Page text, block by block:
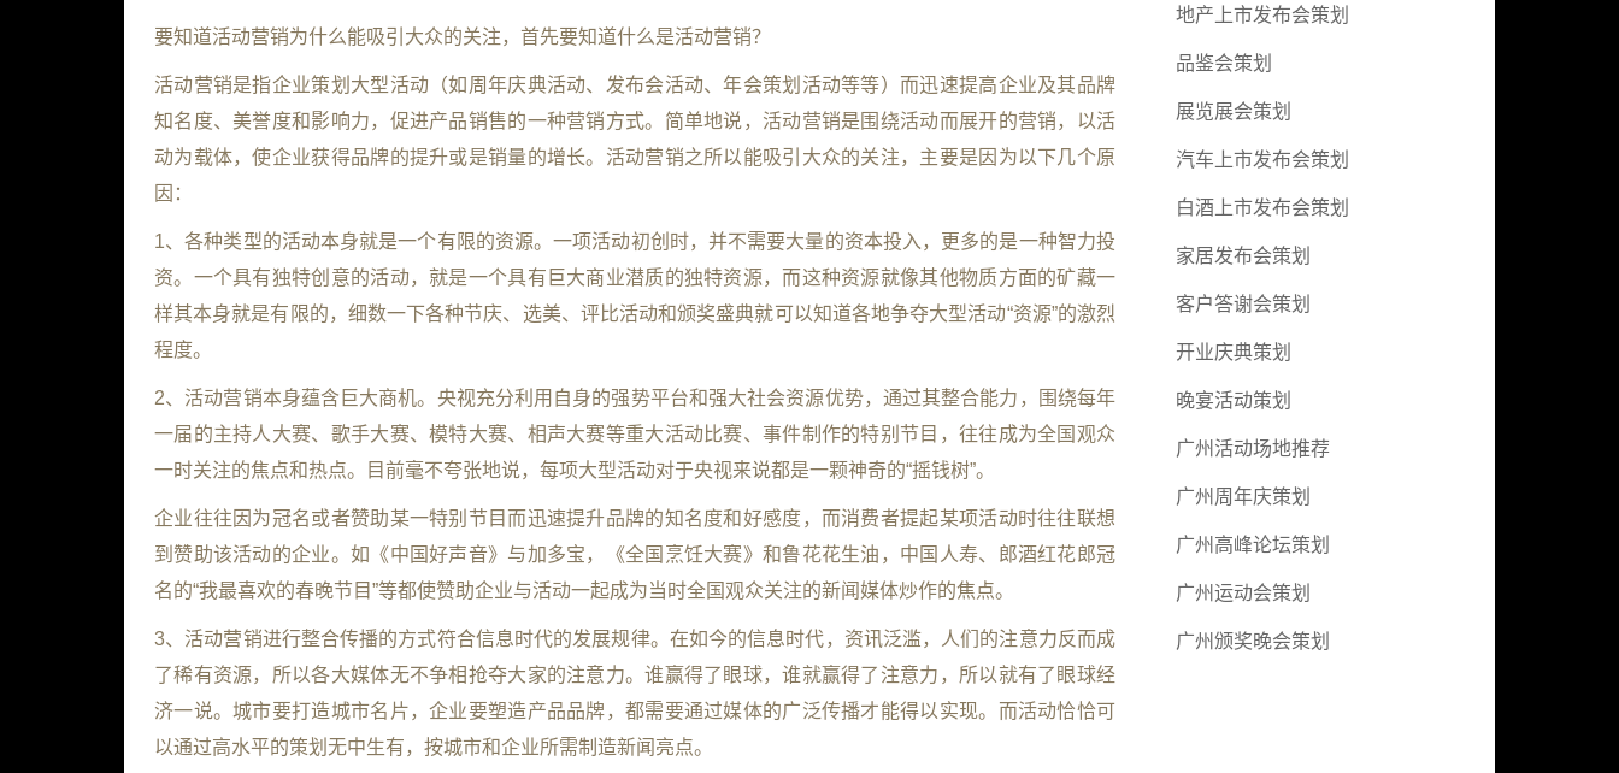
要知道活动营销为什么能吸引大众的关注，首先要知道什么是活动营销？
活动营销是指企业策划大型活动（如周年庆典活动、发布会活动、年会策划活动等等）而迅速提高企业及其品牌
知名度、美誉度和影响力，促进产品销售的一种营销方式。简单地说，活动营销是围绕活动而展开的营销，以活
动为载体，使企业获得品牌的提升或是销量的增长。活动营销之所以能吸引大众的关注，主要是因为以下几个原
因：
1、各种类型的活动本身就是一个有限的资源。一项活动初创时，并不需要大量的资本投入，更多的是一种智力投
资。一个具有独特创意的活动，就是一个具有巨大商业潜质的独特资源，而这种资源就像其他物质方面的矿藏一
样其本身就是有限的，细数一下各种节庆、选美、评比活动和颁奖盛典就可以知道各地争夺大型活动“资源”的激烈
程度。
2、活动营销本身蕴含巨大商机。央视充分利用自身的强势平台和强大社会资源优势，通过其整合能力，围绕每年
一届的主持人大赛、歌手大赛、模特大赛、相声大赛等重大活动比赛、事件制作的特别节目，往往成为全国观众
一时关注的焦点和热点。目前毫不夸张地说，每项大型活动对于央视来说都是一颗神奇的“摇钱树”。
企业往往因为冠名或者赞助某一特别节目而迅速提升品牌的知名度和好感度，而消费者提起某项活动时往往联想
到赞助该活动的企业。如《中国好声音》与加多宝，《全国烹饪大赛》和鲁花花生油，中国人寿、郎酒红花郎冠
名的“我最喜欢的春晚节目”等都使赞助企业与活动一起成为当时全国观众关注的新闻媒体炒作的焦点。
3、活动营销进行整合传播的方式符合信息时代的发展规律。在如今的信息时代，资讯泛滥，人们的注意力反而成
了稀有资源，所以各大媒体无不争相抢夺大家的注意力。谁赢得了眼球，谁就赢得了注意力，所以就有了眼球经
济一说。城市要打造城市名片，企业要塑造产品品牌，都需要通过媒体的广泛传播才能得以实现。而活动恰恰可
以通过高水平的策划无中生有，按城市和企业所需制造新闻亮点。
地产上市发布会策划
品鉴会策划
展览展会策划
汽车上市发布会策划
白酒上市发布会策划
家居发布会策划
客户答谢会策划
开业庆典策划
晚宴活动策划
广州活动场地推荐
广州周年庆策划
广州高峰论坛策划
广州运动会策划
广州颁奖晚会策划